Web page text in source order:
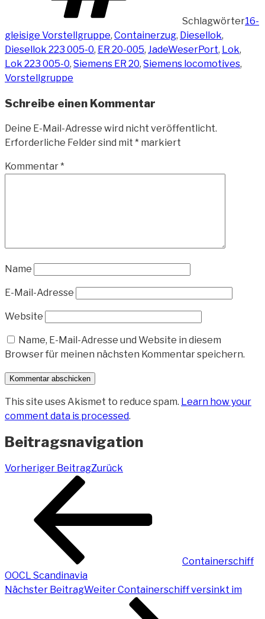
Schlagwörter16-
gleisige Vorstellgruppe, Containerzug, Diesellok,
Diesellok 223 005-0, ER 20-005, JadeWeserPort, Lok,
Lok 223 005-0, Siemens ER 20, Siemens locomotives,
Vorstellgruppe
Schreibe einen Kommentar
Deine E-Mail-Adresse wird nicht veröffentlicht.
Erforderliche Felder sind mit * markiert
Kommentar*
Name
E-Mail-Adresse
Website
Name, E-Mail-Adresse und Website in diesem
Browser für meinen nächsten Kommentar speichern.
This site uses Akismet to reduce spam. Learn how your
comment data is processed.
Beitragsnavigation
Vorheriger BeitragZurück
Containerschiff
OOCL Scandinavia
Nächster BeitragWeiterContainerschiff versinkt im